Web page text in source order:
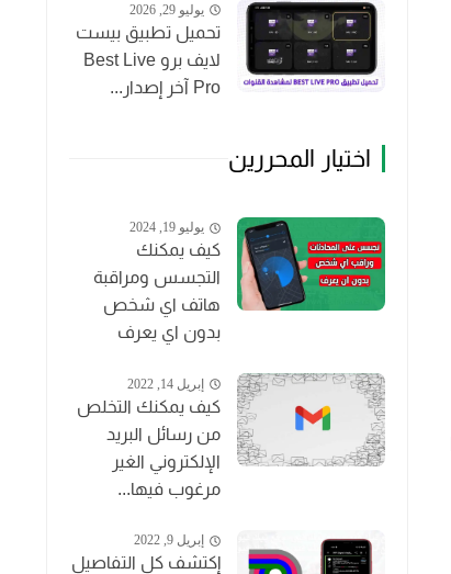
يوليو 29, 2026
تحميل تطبيق بيست
لايف برو Best Live
Pro آخر إصدار...
اختيار المحررين
يوليو 19, 2024
كيف يمكنك
التجسس ومراقبة
هاتف اي شخص
بدون اي يعرف
إبريل 14, 2022
كيف يمكنك التخلص
من رسائل البريد
الإلكتروني الغير
مرغوب فيها...
إبريل 9, 2022
إكتشف كل التفاصيل